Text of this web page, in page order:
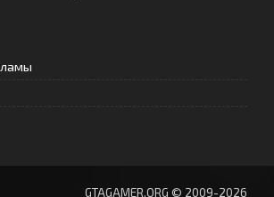
GTAGAMER.ORG © 2009-2026